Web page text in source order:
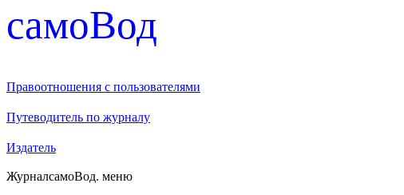
cамоВод
Правоотношения с пользователями
Путеводитель по журналу
Издатель
ЖурналсамоВод. меню